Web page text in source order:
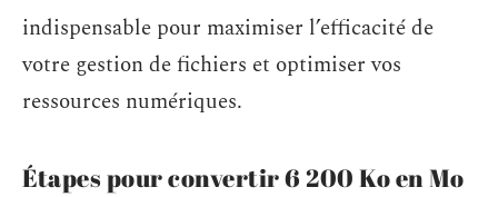
indispensable pour maximiser l’efficacité de
votre gestion de fichiers et optimiser vos
ressources numériques.
Étapes pour convertir 6 200 Ko en Mo